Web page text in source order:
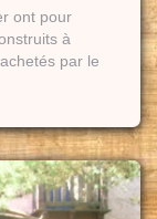
ont pour
à
par le